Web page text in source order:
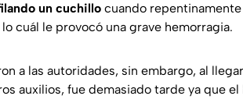
un cuchillo cuando
cuál le provocó una grave hemorragia.
a las autoridades, sin embargo, al
auxilios, fue demasiado tarde ya que